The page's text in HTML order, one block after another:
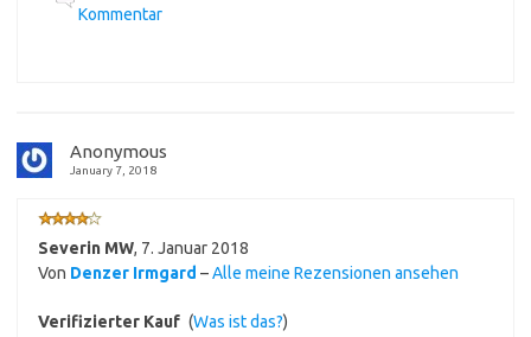
Kommentar
Anonymous
January 7, 2018
Severin MW, 7. Januar 2018
Von Denzer Irmgard –Alle meine Rezensionen ansehen
Verifizierter Kauf (Was ist das?)